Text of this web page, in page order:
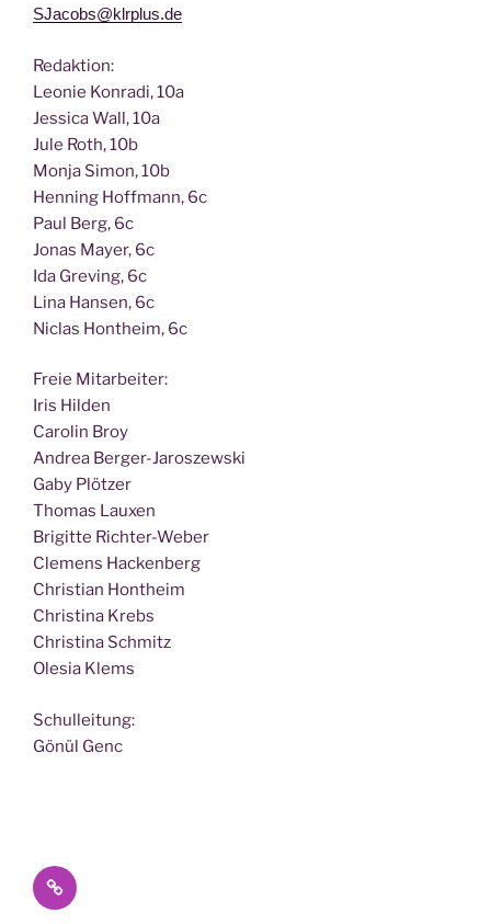
SJacobs@klrplus.de
Redak­ti­on:
Leo­nie Kon­ra­di, 10a
Jes­si­ca Wall, 10a
Jule Roth, 10b
Mon­ja Simon, 10b
Hen­ning Hoff­mann, 6c
Paul Berg, 6c
Jonas May­er, 6c
Ida Gre­ving, 6c
Lina Han­sen, 6c
Nic­las Hont­heim, 6c
Freie Mit­ar­bei­ter:
Iris Hilden
Caro­lin Broy
Andrea Berger-Jaroszewski
Gaby Plötzer
Tho­mas Lauxen
Bri­git­te Richter-Weber
Cle­mens Hackenberg
Chris­ti­an Hontheim
Chris­ti­na Krebs
Chris­ti­na Schmitz
Ole­sia Klems
Schul­lei­tung:
Gönül Genc
Datenschutz